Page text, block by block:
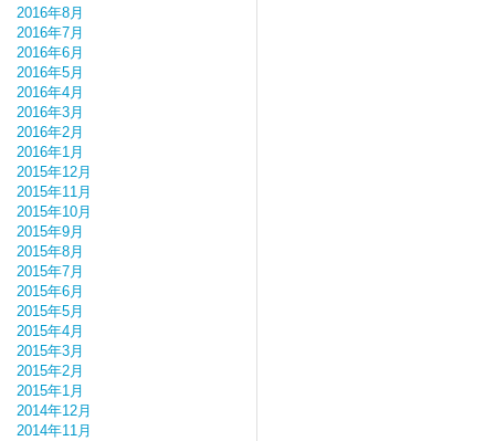
2016年8月
2016年7月
2016年6月
2016年5月
2016年4月
2016年3月
2016年2月
2016年1月
2015年12月
2015年11月
2015年10月
2015年9月
2015年8月
2015年7月
2015年6月
2015年5月
2015年4月
2015年3月
2015年2月
2015年1月
2014年12月
2014年11月